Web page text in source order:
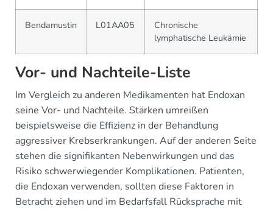
Bendamustin L01AA05
Chronische
lymphatische Leukämie
Vor- und Nachteile-Liste
Im Vergleich zu anderen Medikamenten hat Endoxan
seine Vor- und Nachteile. Stärken umreißen
beispielsweise die Effizienz in der Behandlung
aggressiver Krebserkrankungen. Auf der anderen Seite
stehen die signifikanten Nebenwirkungen und das
Risiko schwerwiegender Komplikationen. Patienten,
die Endoxan verwenden, sollten diese Faktoren in
Betracht ziehen und im Bedarfsfall Rücksprache mit